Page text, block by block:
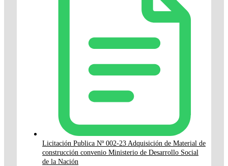
Licitación Publica Nº 002-23 Adquisición de Material de
construcción convenio Ministerio de Desarrollo Social
de la Nación